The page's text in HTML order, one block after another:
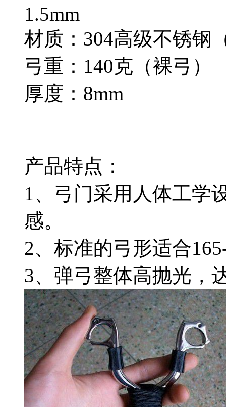
1.5mm
材质：304高级不锈钢
弓重：140克（裸弓）
厚度：8mm
产品特点：
1、弓门采用人体工学
感。
2、标准的弓形适合
3、弹弓整体高抛光，